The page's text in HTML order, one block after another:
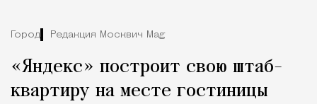
Город Редакция Москвич Mag
«Яндекс» построит свою штаб-
квартиру на месте гостиницы